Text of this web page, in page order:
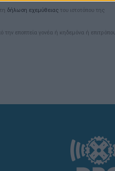
δήλωση εχεμύθειας του ιστοτόπου της
την εποπτεία γονέα ή κηδεμόνα ή